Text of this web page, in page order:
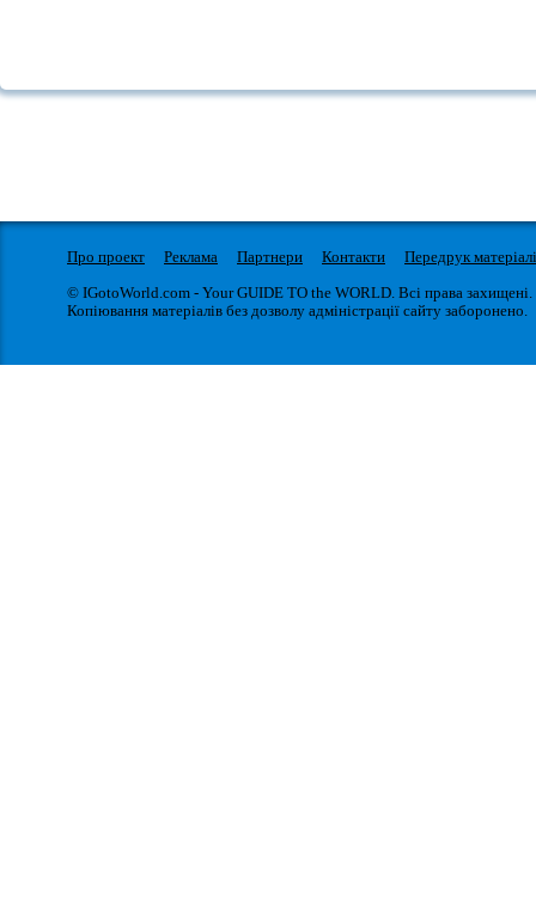
Про проект Реклама Партнери Контакти
Передрук
© IGotoWorld.com - Your GUIDE TO the WORLD. Всі права захищені.
Копіювання матеріалів без дозволу адміністрації сайту заборонено.